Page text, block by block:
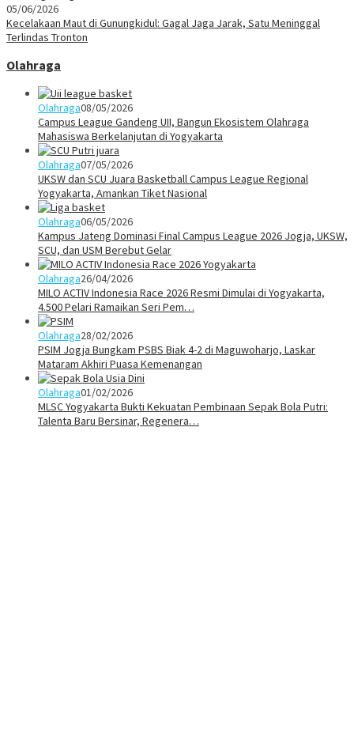
05/06/2026
Kecelakaan Maut di Gunungkidul: Gagal Jaga Jarak, Satu Meninggal
Terlindas Tronton
Olahraga
Olahraga08/05/2026
Campus League Gandeng UII, Bangun Ekosistem Olahraga
Mahasiswa Berkelanjutan di Yogyakarta
Olahraga07/05/2026
UKSW dan SCU Juara Basketball Campus League Regional
Yogyakarta, Amankan Tiket Nasional
Olahraga06/05/2026
Kampus Jateng Dominasi Final Campus League 2026 Jogja, UKSW,
SCU, dan USM Berebut Gelar
Olahraga26/04/2026
MILO ACTIV Indonesia Race 2026 Resmi Dimulai di Yogyakarta,
4.500 Pelari Ramaikan Seri Pem…
Olahraga28/02/2026
PSIM Jogja Bungkam PSBS Biak 4-2 di Maguwoharjo, Laskar
Mataram Akhiri Puasa Kemenangan
Olahraga01/02/2026
MLSC Yogyakarta Bukti Kekuatan Pembinaan Sepak Bola Putri:
Talenta Baru Bersinar, Regenera…